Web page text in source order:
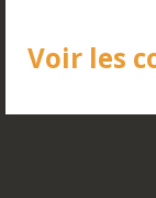
Voir les